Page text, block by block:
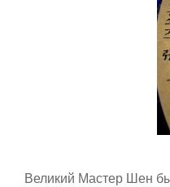
Великий Мастер Шен